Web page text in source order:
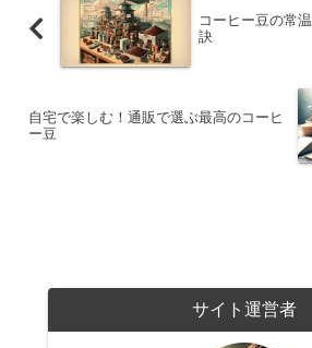
コーヒー豆の常
訣
自宅で楽しむ！通販で選ぶ最高のコーヒ
ー豆
サイト運営者